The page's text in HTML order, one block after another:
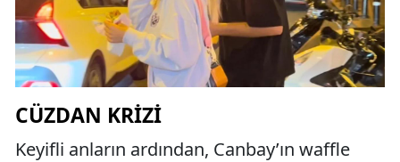
CÜZDAN KRIZI
Keyifli anların ardından, Canbay’ın waffle